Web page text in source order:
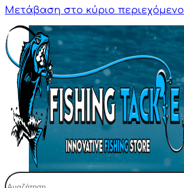
Μετάβαση στο κύριο περιεχόμενο
Αναζήτηση